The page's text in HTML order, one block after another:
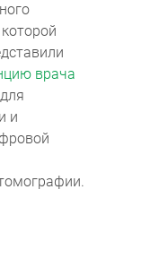
врача
и